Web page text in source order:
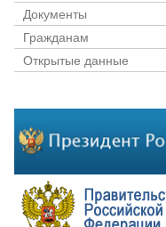
Документы
Гражданам
Открытые данные